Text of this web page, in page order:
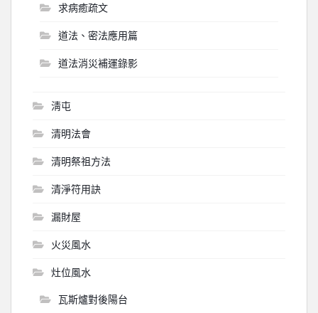
求病癒疏文
道法、密法應用篇
道法消災補運錄影
淸屯
清明法會
清明祭祖方法
清淨符用訣
漏財屋
火災風水
灶位風水
瓦斯爐對後陽台